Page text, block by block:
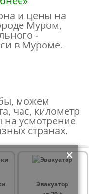
×
на обработку
cookies, IP-адрес,
осуществления
и цены на
Муром,
-
в Муроме.
можем
час, километр
на усмотрение
странах.
Эвакуатор